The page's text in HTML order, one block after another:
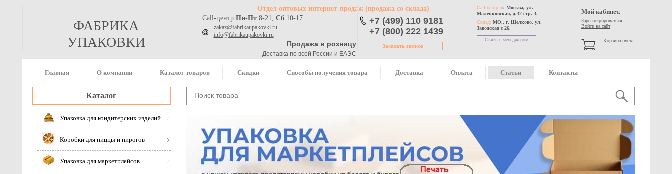
ФАБРИКА
УПАКОВКИ
Отдел оптовых интернет-продаж(продажа со склада)
Call-центр Пн-Пт8-21, Сб10-17
zakaz@fabrikaupakovki.ru
info@fabrikaupakovki.ru
Продажа в розницу
Доставка по всей России и ЕАЭС
+7 (499) 110 9181
+7 (800) 222 1439
Заказать звонок
Call-центр: г. Москва, ул.
Маленковская, д.32 стр. 3.
Склад: МО., г. Щелково, ул.
Заводская с 26.
Связь с менеджером
Мой кабинет.
Зарегистрироваться
Войти на сайт
Корзина пуста
Главная О компании Каталог товаров Скидки Способы получения товара Доставка Оплата Статьи Контакты
Каталог
Упаковка для кондитерских изделий
Коробки для пиццы и пирогов
Упаковка для маркетплейсов